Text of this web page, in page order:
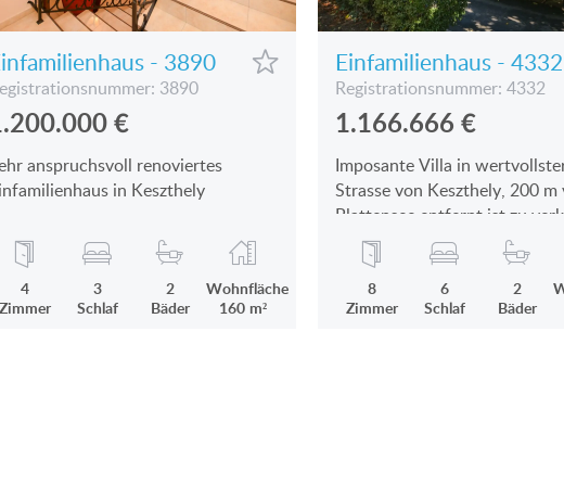
- 3890
3890
€
anspruchsvoll renoviertes
in Keszthely
4
Zimmer
3
Schlaf
2
Bäder
Wohnfläche
160 m²
Einfamilienhaus - 4332
Registrationsnummer: 4332
1.166.666 €
Imposante Villa in
Strasse von Keszthely, 200 m
Plattensee entfernt ist zu
8
Zimmer
6
Schlaf
2
Bäder
MIT PANORAMABLICK AUF DEN BALATON
MIT THERMALBAD IN DER NÄHE
MIT SCHWIMMBAD
EINFAMILIENHAUS-NEUBAU
VILLA MIT ALTEM BAUMBESTAND
EINFAMILIENHAUS IM GRÜNEN